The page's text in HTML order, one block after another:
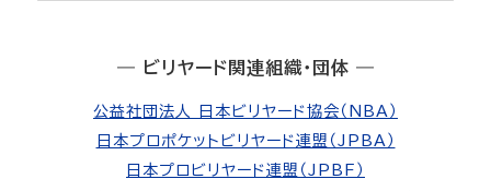
― ビリヤード関連組織・団体 ―
公益社団法人 日本ビリヤード協会（NBA）
日本プロポケットビリヤード連盟（JPBA）
日本プロビリヤード連盟（JPBF）